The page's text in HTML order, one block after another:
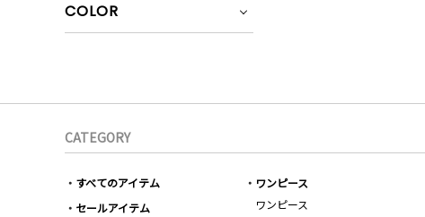
COLOR
CATEGORY
すべてのアイテム
セールアイテム
ワンピース
ワンピース